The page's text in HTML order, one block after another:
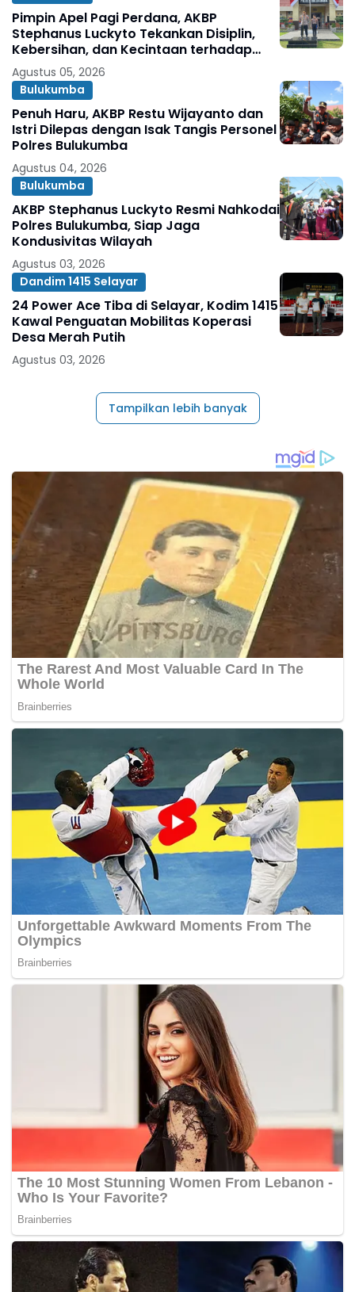
Pimpin Apel Pagi Perdana, AKBP
Stephanus Luckyto Tekankan Disiplin,
Kebersihan, dan Kecintaan terhadap
Organisasi
Agustus 05, 2026
Bulukumba
Penuh Haru, AKBP Restu Wijayanto dan
Istri Dilepas dengan Isak Tangis Personel
Polres Bulukumba
Agustus 04, 2026
Bulukumba
AKBP Stephanus Luckyto Resmi Nahkodai
Polres Bulukumba, Siap Jaga
Kondusivitas Wilayah
Agustus 03, 2026
Dandim 1415 Selayar
24 Power Ace Tiba di Selayar, Kodim 1415
Kawal Penguatan Mobilitas Koperasi
Desa Merah Putih
Agustus 03, 2026
Tampilkan lebih banyak